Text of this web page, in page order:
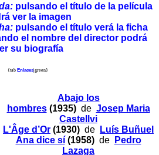
pulsando el título de la película
ver la imagen
pulsando el título verá la ficha
el nombre del director podrá
su biografía
{tab Enlaces|green}
Abajo los
hombres(1935) de Josep Maria
Castellvi
L'Âge d’Or (1930) de
Luís Buñuel
Ana dice sí(1958) de
Pedro
Lazaga